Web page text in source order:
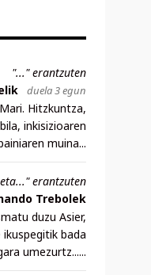
"..." erantzuten
duela 3 egun
Hitzkuntza,
inkisizioaren
muina...
erantzuten
Trebolek
duzu Asier,
bada
umezurtz......